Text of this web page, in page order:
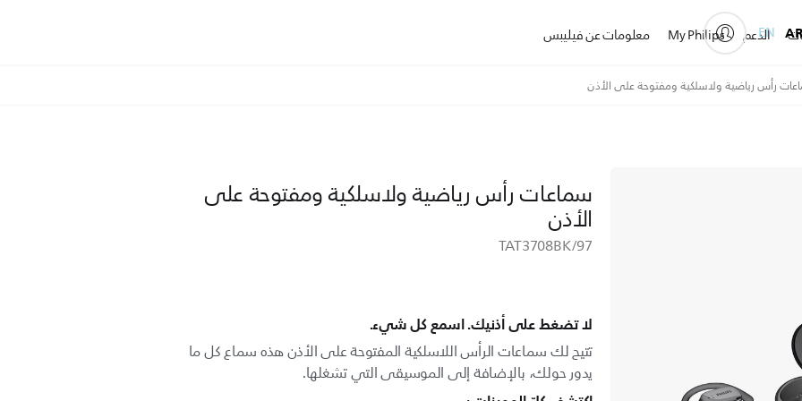
الدعم My Philips معلومات عن فيليبس EN
رأس رياضية ولاسلكية ومفتوحة على الأذن
سماعات رأس رياضية ولاسلكية ومفتوحة على
الأذن
TAT3708BK/97
لا تضغط على أذنيك. اسمع كل شيء.
تتيح لك سماعات الرأس اللاسلكية المفتوحة على الأذن هذه سماع كل ما
يدور حولك، بالإضافة إلى الموسيقى التي تشغلها.